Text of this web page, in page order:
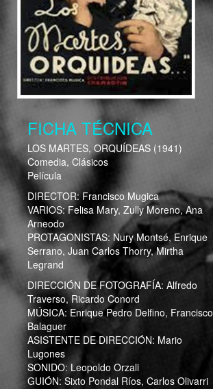
FICHA TÉCNICA
LOS MARTES, ORQUÍDEAS (1941)
Comedia, Clásicos
Película
DIRECTOR:Francisco Mugica
VARIOS:Felisa Mary, Zully Moreno, Ana
Arneodo
PROTAGONISTAS: Nury Montsé, Enrique
Serrano, Juan Carlos Thorry, Mirtha
Legrand
DIRECCIÓN DE FOTOGRAFÍA: Alfredo
Traverso, Ricardo Conord
MÚSICA: Enrique Pedro Delfino, Francisco
Balaguer
ASISTENTE DE DIRECCIÓN: Mario
Lugones
SONIDO: Leopoldo Orzali
GUIÓN: Sixto Pondal Ríos, Carlos Olivarri